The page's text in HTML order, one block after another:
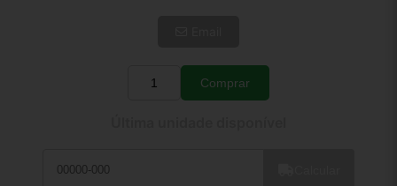
Quantidade
Comprar